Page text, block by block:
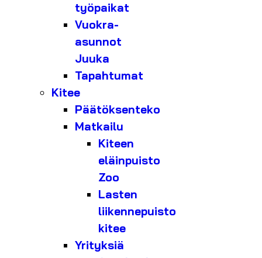
työpaikat
Vuokra-
asunnot
Juuka
Tapahtumat
Kitee
Päätöksenteko
Matkailu
Kiteen
eläinpuisto
Zoo
Lasten
liikennepuisto
kitee
Yrityksiä